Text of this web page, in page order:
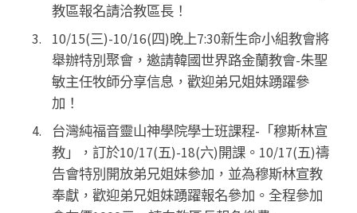
教區報名請洽教區長！
10/15(三)-10/16(四)晚上7:30新生命小組教會將
舉辦特別聚會，邀請韓國世界路金蘭教會-朱聖
敏主任牧師分享信息，歡迎弟兄姐妹踴躍參
加！
台灣純福音靈山神學院學士班課程-「穆斯林宣
教」，訂於10/17(五)-18(六)開課。10/17(五)禱
告會特別開放弟兄姐妹參加，並為穆斯林宣教
奉獻，歡迎弟兄姐妹踴躍報名參加。全程參加